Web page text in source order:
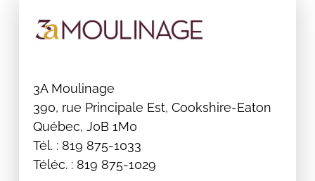
3A Moulinage
390, rue Principale Est, Cookshire-Eaton
Québec, J0B 1M0
Tél. : 819 875-1033
Téléc. : 819 875-1029